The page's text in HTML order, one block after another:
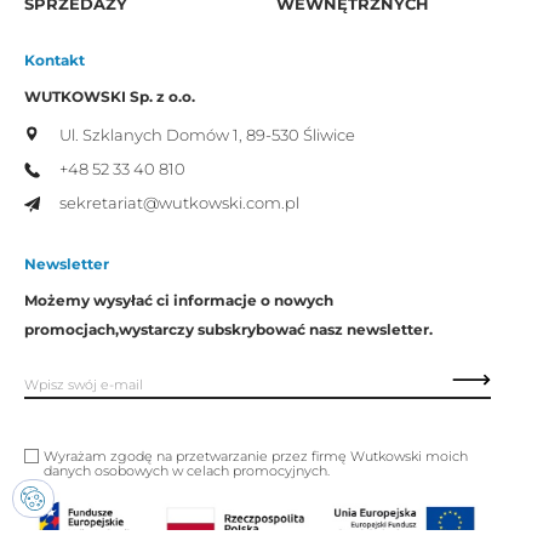
SPRZEDAŻY
WEWNĘTRZNYCH
Kontakt
WUTKOWSKI Sp. z o.o.
Ul. Szklanych Domów 1, 89-530 Śliwice
+48 52 33 40 810
sekretariat@wutkowski.com.pl
Newsletter
Możemy wysyłać ci informacje o nowych
promocjach,wystarczy subskrybować nasz newsletter.
Wyrażam zgodę na przetwarzanie przez firmę Wutkowski moich
danych osobowych w celach promocyjnych.